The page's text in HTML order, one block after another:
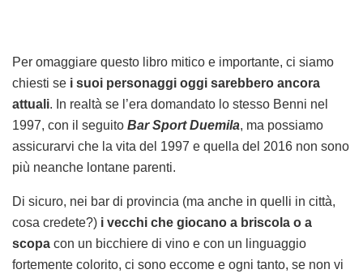
Per omaggiare questo libro mitico e importante, ci siamo
chiesti se i suoi personaggi oggi sarebbero ancora
attuali. In realtà se l’era domandato lo stesso Benni nel
1997, con il seguito Bar Sport Duemila, ma possiamo
assicurarvi che la vita del 1997 e quella del 2016 non sono
più neanche lontane parenti.
Di sicuro, nei bar di provincia (ma anche in quelli in città,
cosa credete?) i vecchi che giocano a briscola o a
scopa con un bicchiere di vino e con un linguaggio
fortemente colorito, ci sono eccome e ogni tanto, se non vi